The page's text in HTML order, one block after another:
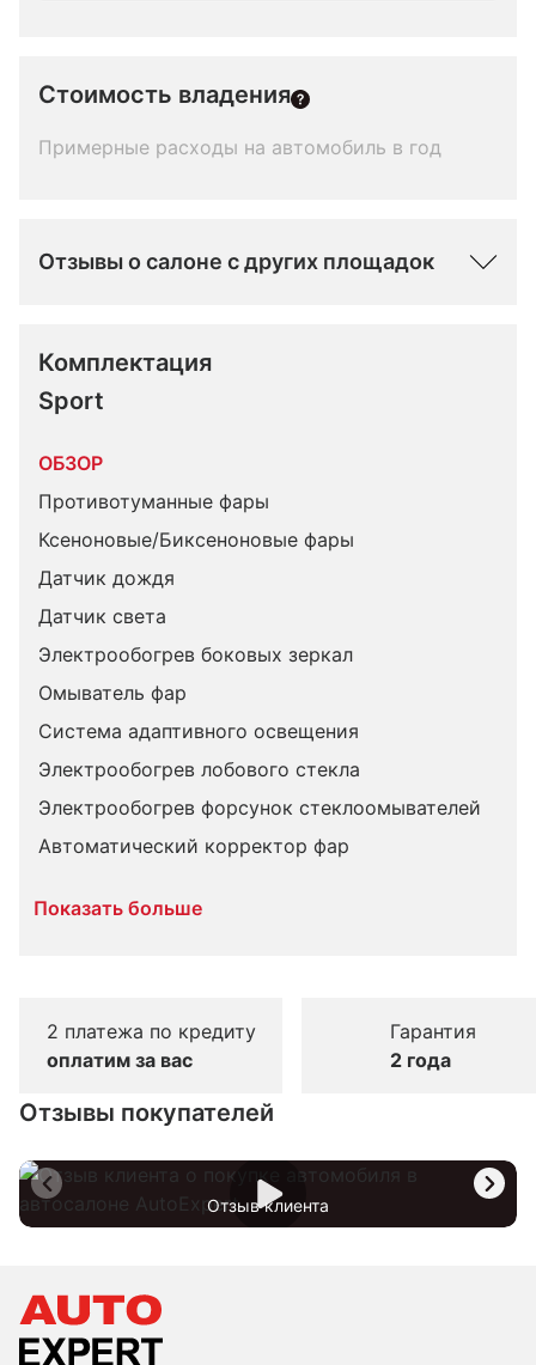
Стоимость владения
Примерные расходы на автомобиль в год
Отзывы о салоне с других площадок
Комплектация
Sport
ОБЗОР
Противотуманные фары
Ксеноновые/Биксеноновые фары
Датчик дождя
Датчик света
Электрообогрев боковых зеркал
Омыватель фар
Система адаптивного освещения
Электрообогрев лобового стекла
Электрообогрев форсунок стеклоомывателей
Автоматический корректор фар
Показать больше
2 платежа по кредиту
оплатим за вас
Гарантия
2 года
Отзывы покупателей
Отзыв клиента